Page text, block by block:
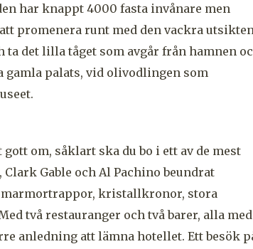
har knappt 4000 fasta invånare men
promenera runt med den vackra
det lilla tåget som avgår från hamnen
palats, vid olivodlingen som
om, såklart ska du bo i ett av de mest
Gable och Al Pachino beundrat
marmortrappor, kristallkronor, stora
två restauranger och två barer, alla med
anledning att lämna hotellet. Ett besök